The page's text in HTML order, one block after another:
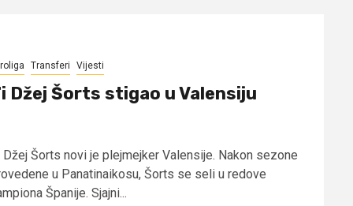
Transferi Vijesti
Džej Šorts stigao u Valensiju
Džej Šorts novi je plejmejker Valensije. Nakon sezone
u Panatinaikosu, Šorts se seli u redove
Španije. Sjajni...